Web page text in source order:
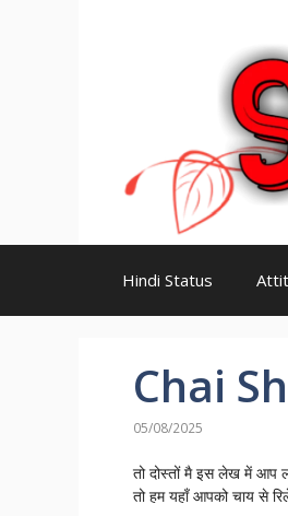
Hindi Status
Chai
05/08/2025
तो दोस्तों मै इस लेख में आप
तो हम यहाँ आपको चाय से